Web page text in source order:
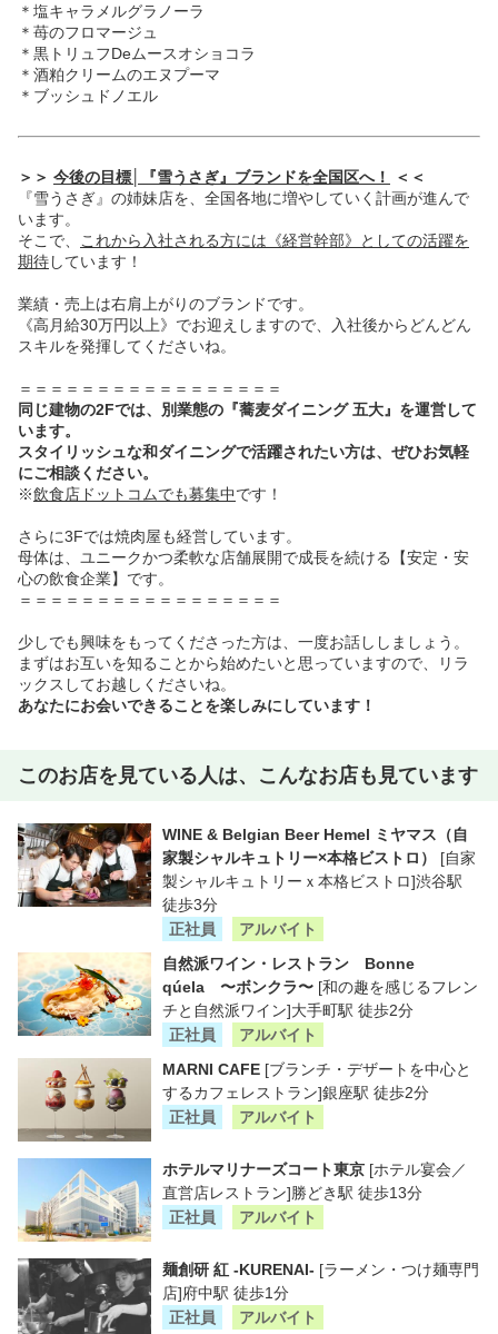
＊塩キャラメルグラノーラ
＊苺のフロマージュ
＊黒トリュフDeムースオショコラ
＊酒粕クリームのエヌプーマ
＊ブッシュドノエル
＞＞ 今後の目標│『雪うさぎ』ブランドを全国区へ！
＜＜
『雪うさぎ』の姉妹店を、全国各地に増やしていく計画が進んで
います。
そこで、
これから入社される方には《経営幹部》としての活躍を
期待しています！
業績・売上は右肩上がりのブランドです。
《高月給30万円以上》でお迎えしますので、入社後からどんどん
スキルを発揮してくださいね。
＝＝＝＝＝＝＝＝＝＝＝＝＝＝＝＝＝
同じ建物の2Fでは、別業態の『蕎麦ダイニング 五大』を運営して
います。
スタイリッシュな和ダイニングで活躍されたい方は、ぜひお気軽
にご相談ください。
※飲食店ドットコムでも募集中です！
さらに3Fでは焼肉屋も経営しています。
母体は、ユニークかつ柔軟な店舗展開で成長を続ける【安定・安
心の飲食企業】です。
＝＝＝＝＝＝＝＝＝＝＝＝＝＝＝＝＝
少しでも興味をもってくださった方は、一度お話ししましょう。
まずはお互いを知ることから始めたいと思っていますので、リラ
ックスしてお越しくださいね。
あなたにお会いできることを楽しみにしています！
このお店を見ている人は、こんなお店も見ています
WINE & Belgian Beer Hemel ミヤマス（自
家製シャルキュトリー×本格ビストロ）
[自家
製シャルキュトリーｘ本格ビストロ]渋谷駅
徒歩3分
正社員
アルバイト
自然派ワイン・レストラン Bonne
qúela 〜ボンクラ〜 [和の趣を感じるフレン
チと自然派ワイン]大手町駅 徒歩2分
正社員
アルバイト
MARNI CAFE [ブランチ・デザートを中心と
するカフェレストラン]銀座駅 徒歩2分
正社員
アルバイト
ホテルマリナーズコート東京 [ホテル宴会／
直営店レストラン]勝どき駅 徒歩13分
正社員
アルバイト
麺創研 紅 -KURENAI- [ラーメン・つけ麺専門
店]府中駅 徒歩1分
正社員
アルバイト